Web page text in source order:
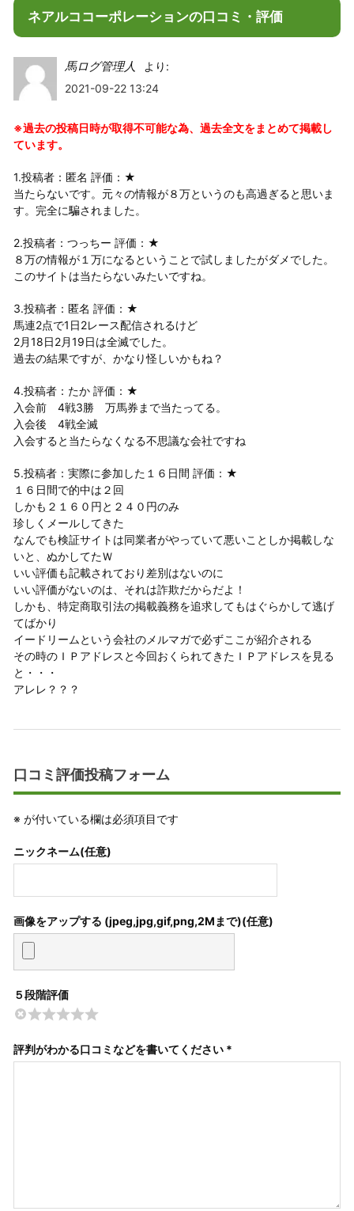
ネアルココーポレーションの口コミ・評価
馬ログ管理人
より:
2021-09-22 13:24
※過去の投稿日時が取得不可能な為、過去全文をまとめて掲載し
ています。
1.投稿者：匿名 評価：★
当たらないです。元々の情報が８万というのも高過ぎると思いま
す。完全に騙されました。
2.投稿者：つっちー 評価：★
８万の情報が１万になるということで試しましたがダメでした。
このサイトは当たらないみたいですね。
3.投稿者：匿名 評価：★
馬連2点で1日2レース配信されるけど
2月18日2月19日は全滅でした。
過去の結果ですが、かなり怪しいかもね？
4.投稿者：たか 評価：★
入会前 4戦3勝 万馬券まで当たってる。
入会後 4戦全滅
入会すると当たらなくなる不思議な会社ですね
5.投稿者：実際に参加した１６日間 評価：★
１６日間で的中は２回
しかも２１６０円と２４０円のみ
珍しくメールしてきた
なんでも検証サイトは同業者がやっていて悪いことしか掲載しな
いと、ぬかしてたＷ
いい評価も記載されており差別はないのに
いい評価がないのは、それは詐欺だからだよ！
しかも、特定商取引法の掲載義務を追求してもはぐらかして逃げ
てばかり
イードリームという会社のメルマガで必ずここが紹介される
その時のＩＰアドレスと今回おくられてきたＩＰアドレスを見る
と・・・
アレレ？？？
口コミ評価投稿フォーム
※ が付いている欄は必須項目です
ニックネーム(任意)
画像をアップする (jpeg,jpg,gif,png,2Mまで)
５段階評価
評判がわかる口コミなどを書いてください *